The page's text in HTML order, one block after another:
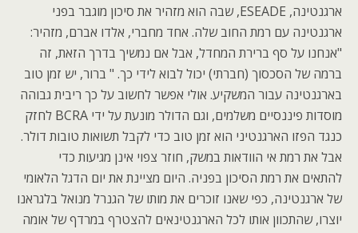
ארגנטינה, ESEADE, שבה הוא מזהיר את סיכון מוגבר בפני
ארגנטינה עם רמת החוב שלה. אחד מחברי, אלדו אברם, מזהיר:
"אנחנו על סף ברירת המחדל, אבל אם נמשיך בדרך הזאת, זה
ברמה של הסכסוך (חברתי) יכול לבוא לידי כך. " ברור, יש זמן טוב
בארגנטינה עבור המשקיע. אולי אפשר לחשוב על כך ריבית גבוהה
מוסדות פיננסיים משלמים, וגם הדולר מונעת על ידי BCRA לחזק
כנגד הפזו הארגנטיני הוא זמן טוב כדי לקבל תשואות טובות דולר.
אבל את רמת אי הוודאות במשק, חוזר צפוי אינן מגיעות כדי
להתאים את רמת הסיכון בפניה. היום מציינת את יום הדגל הלאומי
של ארגנטינה, כפי שאנו זוכרים את מותו של הגנרל מנואל בלגראנו
יוצרו, שהתכוון אותו לכל הארגנטינאים להצטרף במרדף של אומה